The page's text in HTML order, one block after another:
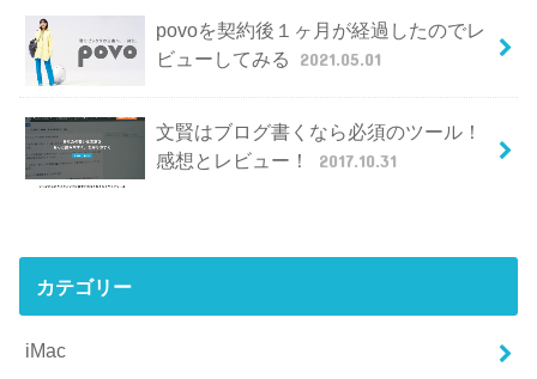
povoを契約後１ヶ月が経過したのでレ
ビューしてみる
2021.05.01
文賢はブログ書くなら必須のツール！
感想とレビュー！
2017.10.31
カテゴリー
iMac